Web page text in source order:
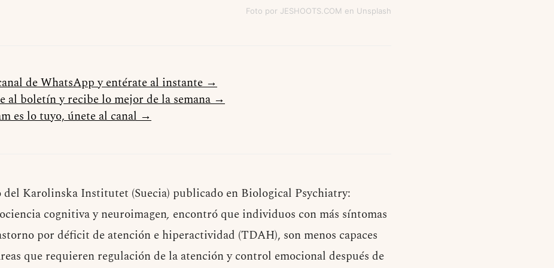
Foto por JESHOOTS.COM en Unsplash
de WhatsApp y entérate al instante →
al boletín y recibe lo mejor de la semana →
es lo tuyo, únete al canal →
del Karolinska Institutet (Suecia) publicado en Biological Psychiatry:
cognitiva y neuroimagen, encontró que individuos con más síntomas
por déficit de atención e hiperactividad (TDAH), son menos capaces
que requieren regulación de la atención y control emocional después de